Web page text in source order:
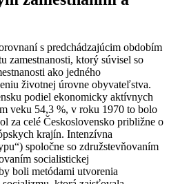
s predchádzajúcim obdobím
zamestnanosti, ktorý súvisel so
ako jedného
životnej úrovne obyvateľstva.
podiel ekonomicky aktívnych
veku 54,3 %, v roku 1970 to bolo
za celé Československo približne o
krajín. Intenzívna
spoločne so združstevňovaním
socialistickej
boli metódami utvorenia